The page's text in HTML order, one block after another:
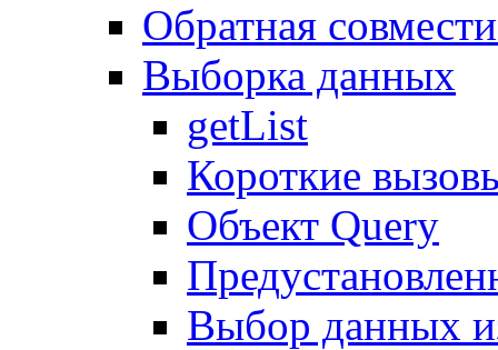
Обратная
Выборка данных
getList
Короткие
Объект Query
Выбор данных